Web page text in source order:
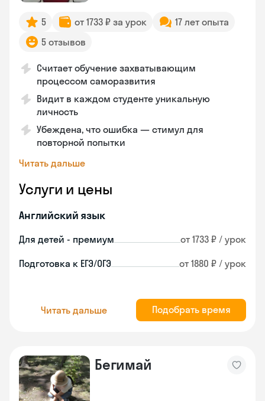
5 от 1733 ₽ за урок
17 лет опыта
5 отзывов
Считает обучение захватывающим
процессом саморазвития
Видит в каждом студенте уникальную
личность
Убеждена, что ошибка — стимул для
повторной попытки
Читать дальше
Услуги и цены
Английский язык
Для детей - премиум от 1733 ₽ / урок
Подготовка к ЕГЭ/ОГЭ от 1880 ₽ / урок
Читать дальше Подобрать время
Бегимай